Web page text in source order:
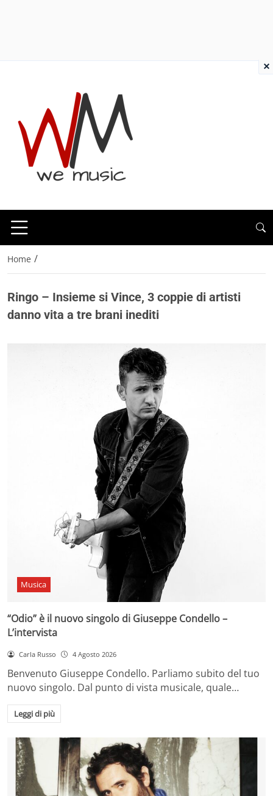
Home /
Ringo – Insieme si Vince, 3 coppie di artisti
danno vita a tre brani inediti
Musica
“Odio” è il nuovo singolo di Giuseppe Condello –
L’intervista
Carla Russo 4 Agosto 2026
Benvenuto Giuseppe Condello. Parliamo subito del tuo
nuovo singolo. Dal punto di vista musicale, quale…
Leggi di più
×